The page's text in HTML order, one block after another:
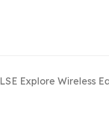
Explore Wireless